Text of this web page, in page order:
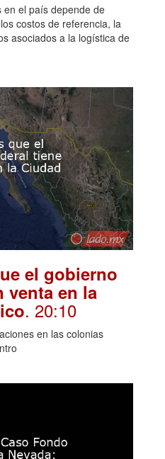
en el país depende de
costos de referencia, la
asociados a la logística de
el gobierno
venta en la
. 20:10
en las colonias